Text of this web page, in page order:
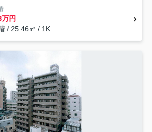
万円
/ 25.46㎡ / 1K